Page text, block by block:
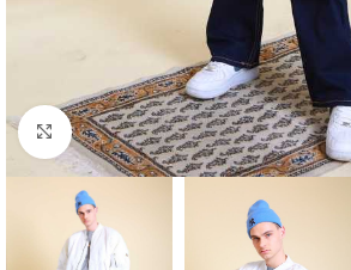
Klick zum Vergrößern